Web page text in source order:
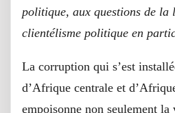
politique, aux questions de la
clientélisme politique en
La corruption qui s’est
d’Afrique centrale et
empoisonne non seulement la